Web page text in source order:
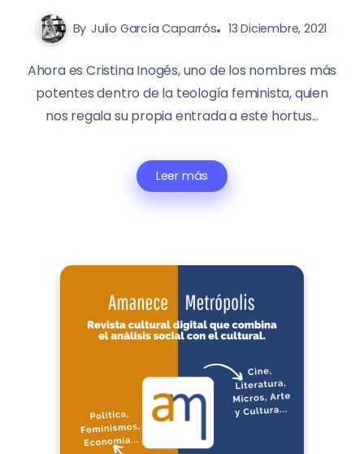
By Julio García Caparrós 13 Diciembre, 2021
Ahora es Cristina Inogés, uno de los nombres más
potentes dentro de la teología feminista, quien
nos regala su propia entrada a este hortus...
Leer más